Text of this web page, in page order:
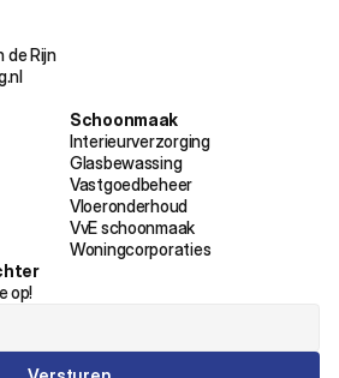
de Rijn
Schoonmaak
Interieurverzorging
Glasbewassing
Vastgoedbeheer
Vloeronderhoud
VvE schoonmaak
Woningcorporaties
op!